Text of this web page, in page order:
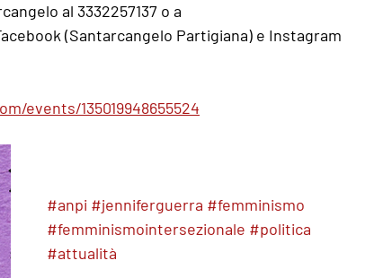
al 3332257137 o a
(Santarcangelo Partigiana) e Instagram
events/135019948655524
#anpi #jenniferguerra #femminismo
#femminismointersezionale #politica
#attualità